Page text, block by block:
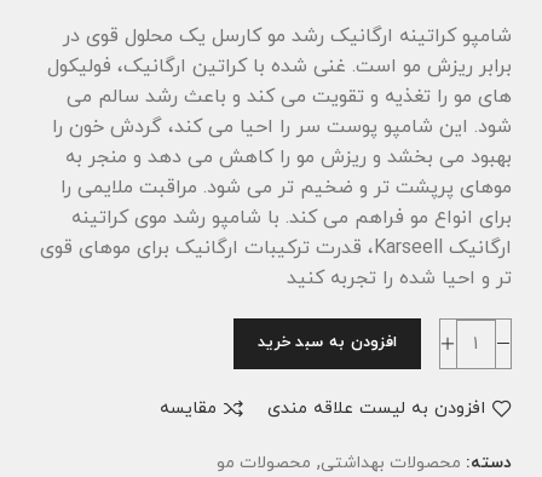
شامپو کراتینه ارگانیک رشد مو کارسل یک محلول قوی در
برابر ریزش مو است. غنی شده با کراتین ارگانیک، فولیکول
های مو را تغذیه و تقویت می کند و باعث رشد سالم می
شود. این شامپو پوست سر را احیا می کند، گردش خون را
بهبود می بخشد و ریزش مو را کاهش می دهد و منجر به
موهای پرپشت تر و ضخیم تر می شود. مراقبت ملایمی را
برای انواع مو فراهم می کند. با شامپو رشد موی کراتینه
ارگانیک Karseell، قدرت ترکیبات ارگانیک برای موهای قوی
تر و احیا شده را تجربه کنید
افزودن به سبد خرید
افزودن به لیست علاقه مندی مقایسه
دسته: محصولات بهداشتی, محصولات مو